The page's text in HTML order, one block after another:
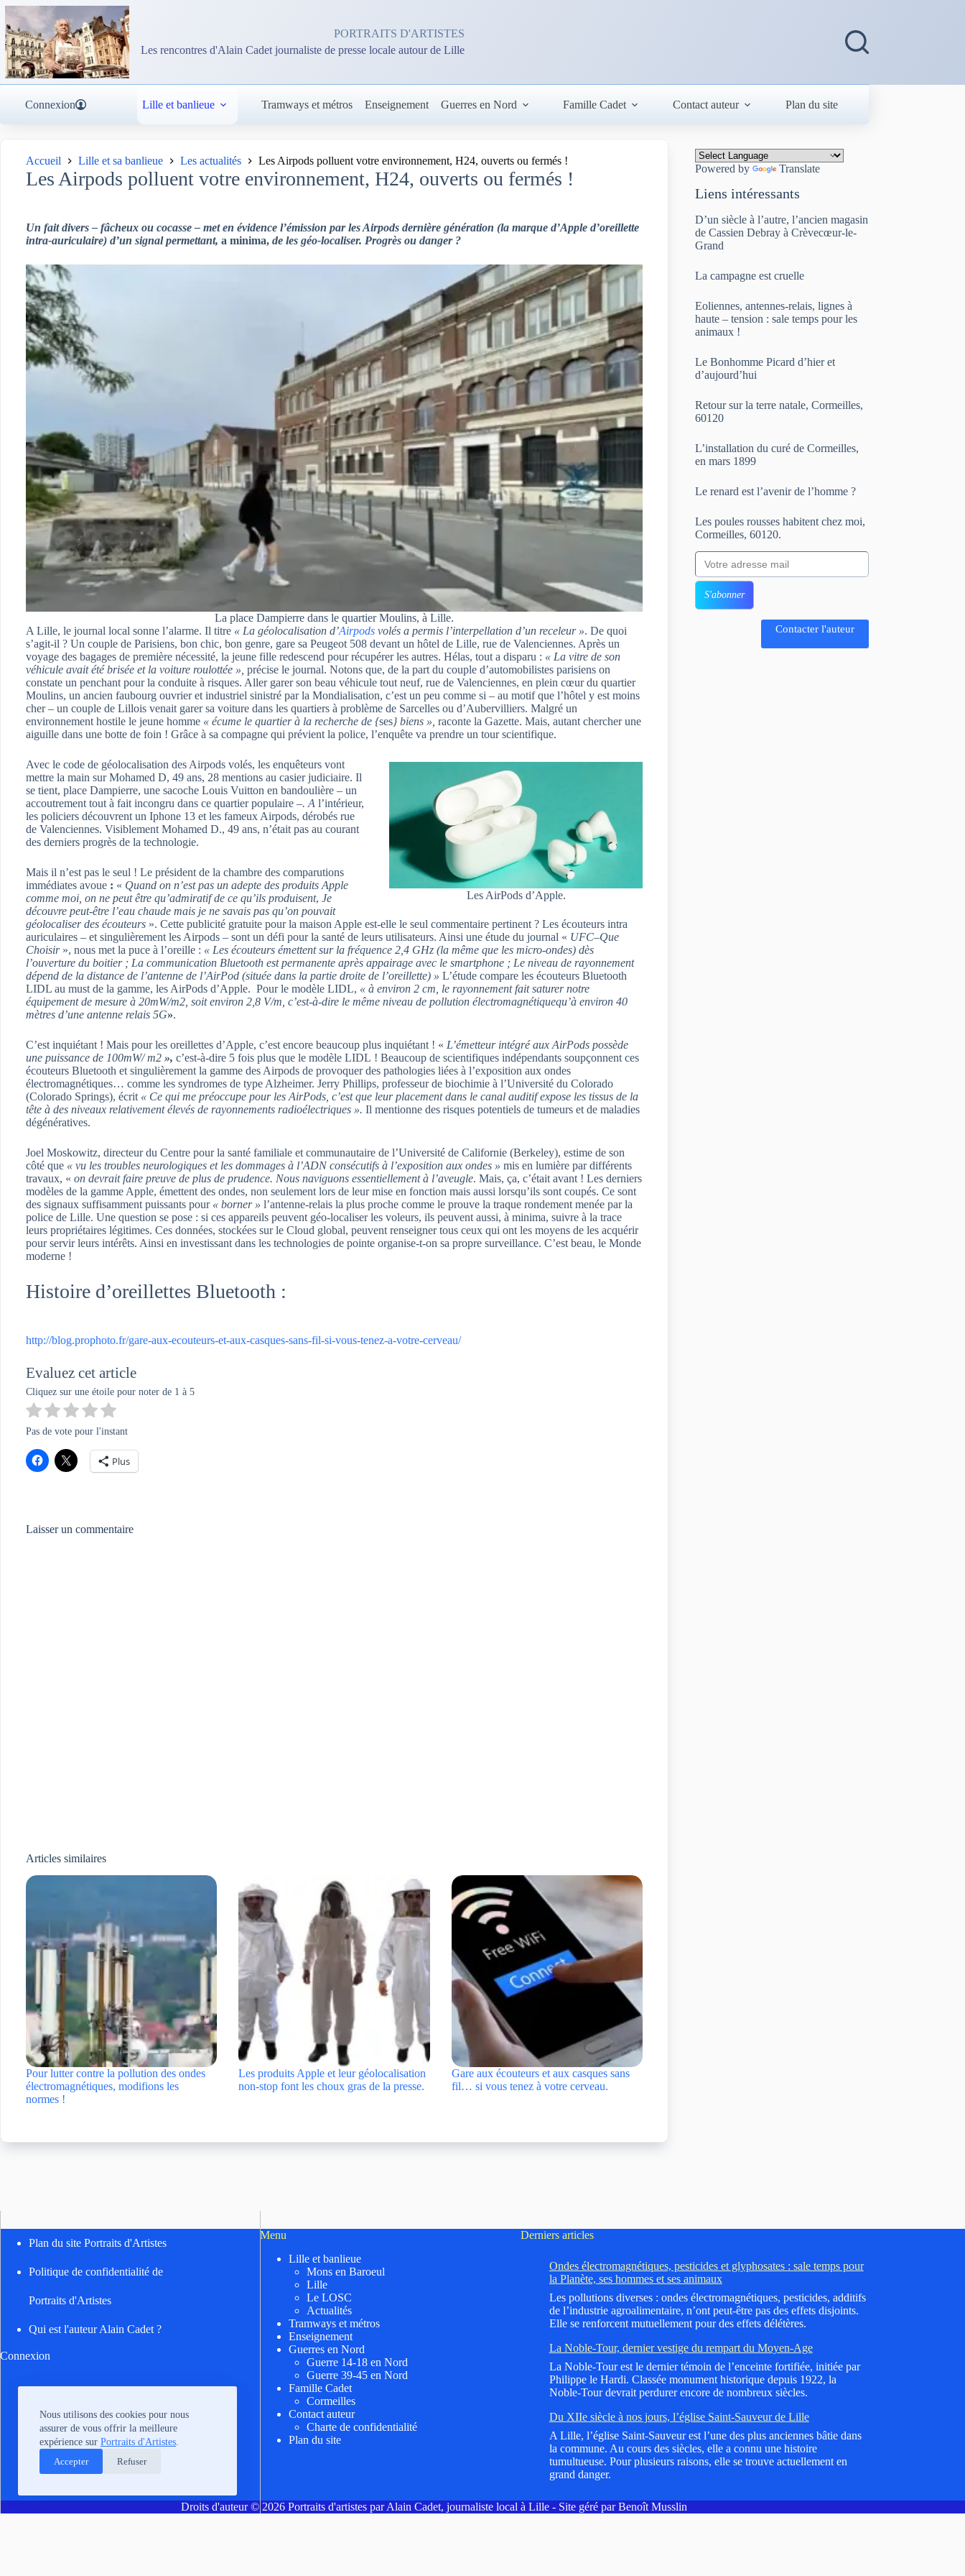
Passer
contenu
Nous utilisons des cookies pour nous
assurer de vous offrir la meilleure
expérience sur Portraits d'Artistes.
Accepter
Refuser
PORTRAITS D'ARTISTES
Les rencontres d'Alain Cadet journaliste de presse locale autour de Lille
Connexion Lille et banlieue Tramways et métros Enseignement Guerres en Nord Famille Cadet Contact auteur Plan du site
Accueil Lille et sa banlieue Les actualités Les Airpods polluent votre environnement, H24, ouverts ou fermés !
Les Airpods polluent votre environnement, H24, ouverts ou fermés !
Un fait divers – fâcheux ou cocasse – met en évidence l’émission par les Airpods dernière génération (la marque d’Apple d’oreillette
intra-auriculaire) d’un signal permettant, a minima, de les géo-localiser. Progrès ou danger ?
La place Dampierre dans le quartier Moulins, à Lille.
A Lille, le journal local sonne l’alarme. Il titre « La géolocalisation d’Airpods volés a permis l’interpellation d’un receleur ». De quoi
s’agit-il ? Un couple de Parisiens, bon chic, bon genre, gare sa Peugeot 508 devant un hôtel de Lille, rue de Valenciennes. Après un
voyage des bagages de première nécessité, la jeune fille redescend pour récupérer les autres. Hélas, tout a disparu : « La vitre de son
véhicule avait été brisée et la voiture roulottée », précise le journal. Notons que, de la part du couple d’automobilistes parisiens on
constate un penchant pour la conduite à risques. Aller garer son beau véhicule tout neuf, rue de Valenciennes, en plein cœur du quartier
Moulins, un ancien faubourg ouvrier et industriel sinistré par la Mondialisation, c’est un peu comme si – au motif que l’hôtel y est moins
cher – un couple de Lillois venait garer sa voiture dans les quartiers à problème de Sarcelles ou d’Aubervilliers. Malgré un
environnement hostile le jeune homme « écume le quartier à la recherche de {ses} biens », raconte la Gazette. Mais, autant chercher une
aiguille dans une botte de foin ! Grâce à sa compagne qui prévient la police, l’enquête va prendre un tour scientifique.
Les AirPods d’Apple.
Avec le code de géolocalisation des Airpods volés, les enquêteurs vont
mettre la main sur Mohamed D, 49 ans, 28 mentions au casier judiciaire. Il
se tient, place Dampierre, une sacoche Louis Vuitton en bandoulière – un
accoutrement tout à fait incongru dans ce quartier populaire –. A l’intérieur,
les policiers découvrent un Iphone 13 et les fameux Airpods, dérobés rue
de Valenciennes. Visiblement Mohamed D., 49 ans, n’était pas au courant
des derniers progrès de la technologie.
Mais il n’est pas le seul ! Le président de la chambre des comparutions
immédiates avoue : « Quand on n’est pas un adepte des produits Apple
comme moi, on ne peut être qu’admiratif de ce qu’ils produisent, Je
découvre peut-être l’eau chaude mais je ne savais pas qu’on pouvait
géolocaliser des écouteurs ». Cette publicité gratuite pour la maison Apple est-elle le seul commentaire pertinent ? Les écouteurs intra
auriculaires – et singulièrement les Airpods – sont un défi pour la santé de leurs utilisateurs. Ainsi une étude du journal « UFC–Que
Choisir », nous met la puce à l’oreille : « Les écouteurs émettent sur la fréquence 2,4 GHz (la même que les micro-ondes) dès
l’ouverture du boitier ; La communication Bluetooth est permanente après appairage avec le smartphone ; Le niveau de rayonnement
dépend de la distance de l’antenne de l’AirPod (située dans la partie droite de l’oreillette) » L’étude compare les écouteurs Bluetooth
LIDL au must de la gamme, les AirPods d’Apple. Pour le modèle LIDL, « à environ 2 cm, le rayonnement fait saturer notre
équipement de mesure à 20mW/m2, soit environ 2,8 V/m, c’est-à-dire le même niveau de pollution électromagnétiquequ’à environ 40
mètres d’une antenne relais 5G».
C’est inquiétant ! Mais pour les oreillettes d’Apple, c’est encore beaucoup plus inquiétant ! « L’émetteur intégré aux AirPods possède
une puissance de 100mW/ m2 », c’est-à-dire 5 fois plus que le modèle LIDL ! Beaucoup de scientifiques indépendants soupçonnent ces
écouteurs Bluetooth et singulièrement la gamme des Airpods de provoquer des pathologies liées à l’exposition aux ondes
électromagnétiques… comme les syndromes de type Alzheimer. Jerry Phillips, professeur de biochimie à l’Université du Colorado
(Colorado Springs), écrit « Ce qui me préoccupe pour les AirPods, c’est que leur placement dans le canal auditif expose les tissus de la
tête à des niveaux relativement élevés de rayonnements radioélectriques ». Il mentionne des risques potentiels de tumeurs et de maladies
dégénératives.
Joel Moskowitz, directeur du Centre pour la santé familiale et communautaire de l’Université de Californie (Berkeley), estime de son
côté que « vu les troubles neurologiques et les dommages à l’ADN consécutifs à l’exposition aux ondes » mis en lumière par différents
travaux, « on devrait faire preuve de plus de prudence. Nous naviguons essentiellement à l’aveugle. Mais, ça, c’était avant ! Les derniers
modèles de la gamme Apple, émettent des ondes, non seulement lors de leur mise en fonction mais aussi lorsqu’ils sont coupés. Ce sont
des signaux suffisamment puissants pour « borner » l’antenne-relais la plus proche comme le prouve la traque rondement menée par la
police de Lille. Une question se pose : si ces appareils peuvent géo-localiser les voleurs, ils peuvent aussi, à minima, suivre à la trace
leurs propriétaires légitimes. Ces données, stockées sur le Cloud global, peuvent renseigner tous ceux qui ont les moyens de les acquérir
pour servir leurs intérêts. Ainsi en investissant dans les technologies de pointe organise-t-on sa propre surveillance. C’est beau, le Monde
moderne !
Histoire d’oreillettes Bluetooth :
http://blog.prophoto.fr/gare-aux-ecouteurs-et-aux-casques-sans-fil-si-vous-tenez-a-votre-cerveau/
Evaluez cet article
Cliquez sur une étoile pour noter de 1 à 5
Pas de vote pour l'instant
Plus
Laisser un commentaire
Articles similaires
Pour lutter contre la pollution des ondes
électromagnétiques, modifions les
normes !
Les produits Apple et leur géolocalisation
non-stop font les choux gras de la presse.
Gare aux écouteurs et aux casques sans
fil… si vous tenez à votre cerveau.
Powered by Translate
Liens intéressants
D’un siècle à l’autre, l’ancien magasin
de Cassien Debray à Crèvecœur-le-
Grand
La campagne est cruelle
Eoliennes, antennes-relais, lignes à
haute – tension : sale temps pour les
animaux !
Le Bonhomme Picard d’hier et
d’aujourd’hui
Retour sur la terre natale, Cormeilles,
60120
L’installation du curé de Cormeilles,
en mars 1899
Le renard est l’avenir de l’homme ?
Les poules rousses habitent chez moi,
Cormeilles, 60120.
Votre adresse mail
S'abonner
Contacter l'auteur
Plan du site Portraits d'Artistes
Politique de confidentialité de
Portraits d'Artistes
Qui est l'auteur Alain Cadet ?
Connexion
Menu
Lille et banlieue
Mons en Baroeul
Lille
Le LOSC
Actualités
Tramways et métros
Enseignement
Guerres en Nord
Guerre 14-18 en Nord
Guerre 39-45 en Nord
Famille Cadet
Cormeilles
Contact auteur
Charte de confidentialité
Plan du site
Derniers articles
Ondes électromagnétiques, pesticides et glyphosates : sale temps pour
la Planète, ses hommes et ses animaux
Les pollutions diverses : ondes électromagnétiques, pesticides, additifs
de l’industrie agroalimentaire, n’ont peut-être pas des effets disjoints.
Elle se renforcent mutuellement pour des effets délétères.
La Noble-Tour, dernier vestige du rempart du Moyen-Age
La Noble-Tour est le dernier témoin de l’enceinte fortifiée, initiée par
Philippe le Hardi. Classée monument historique depuis 1922, la
Noble-Tour devrait perdurer encore de nombreux siècles.
Du XIIe siècle à nos jours, l’église Saint-Sauveur de Lille
A Lille, l’église Saint-Sauveur est l’une des plus anciennes bâtie dans
la commune. Au cours des siècles, elle a connu une histoire
tumultueuse. Pour plusieurs raisons, elle se trouve actuellement en
grand danger.
Droits d'auteur © 2026 Portraits d'artistes par Alain Cadet, journaliste local à Lille - Site géré par Benoît Musslin